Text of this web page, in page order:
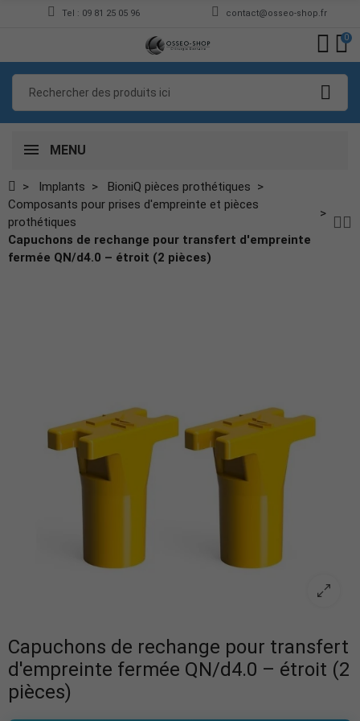
Tel : 09 81 25 05 96 contact@osseo-shop.fr
0
MENU
Implants
BioniQ pièces prothétiques
Composants pour prises d'empreinte et pièces
prothétiques
Capuchons de rechange pour transfert d'empreinte
fermée QN/d4.0 – étroit (2 pièces)
Capuchons de rechange pour transfert
d'empreinte fermée QN/d4.0 – étroit (2
pièces)